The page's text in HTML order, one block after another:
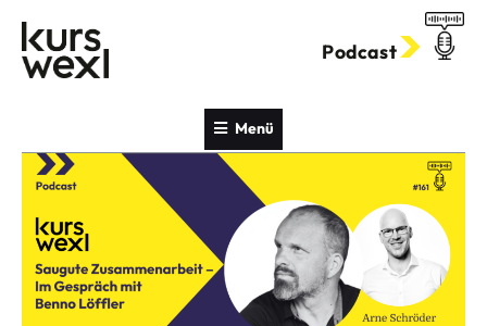
Inhalt
springen
Podcast
Menü